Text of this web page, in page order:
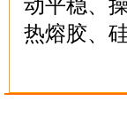
动平稳、
热熔胶、